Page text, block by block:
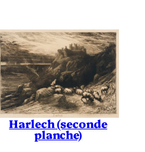
Harlech (seconde
planche)